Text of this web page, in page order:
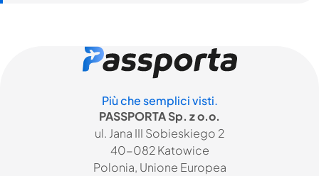
Più che semplici visti.
PASSPORTA Sp. z o.o.
ul. Jana III Sobieskiego 2
40-082 Katowice
Polonia, Unione Europea